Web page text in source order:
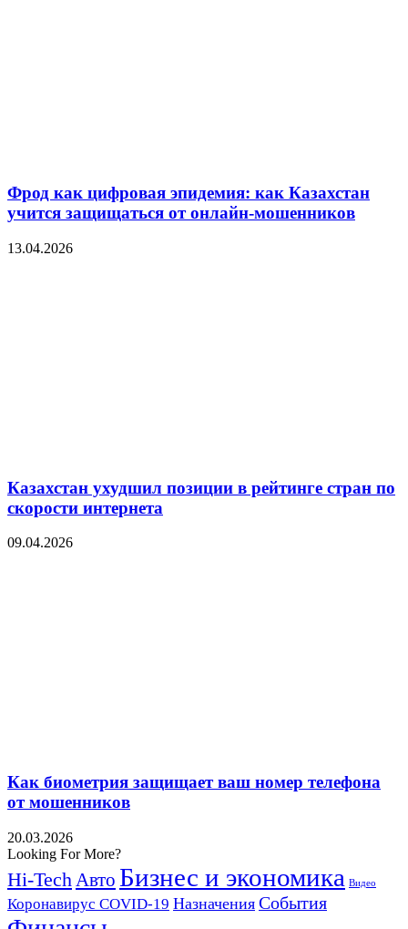
Фрод как цифровая эпидемия: как Казахстан
учится защищаться от онлайн-мошенников
13.04.2026
Казахстан ухудшил позиции в рейтинге стран по
скорости интернета
09.04.2026
Как биометрия защищает ваш номер телефона
от мошенников
20.03.2026
Looking For More?
Hi-Tech Авто Бизнес и экономика Видео
Коронавирус COVID-19 Назначения События